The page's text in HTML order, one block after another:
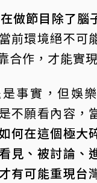
做節目除了腦
前環境絕不可
合作，才能實
事實，但娛
不願看內容，
何在這個極大
見、被討論、
有可能重現台